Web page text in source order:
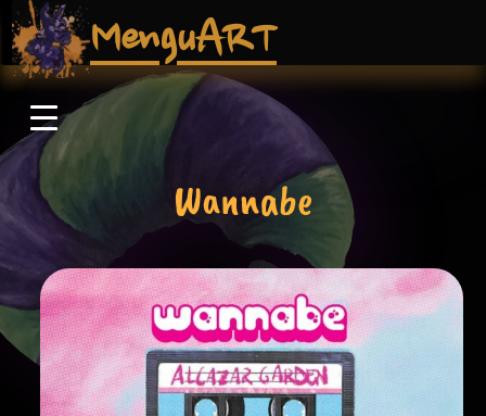
MenguART
Wannabe